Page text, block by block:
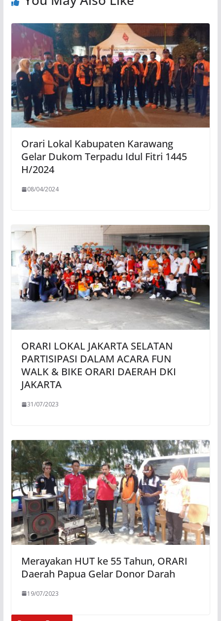
Orari Lokal Kabupaten Karawang
Gelar Dukom Terpadu Idul Fitri 1445
H/2024
08/04/2024
ORARI LOKAL JAKARTA SELATAN
PARTISIPASI DALAM ACARA FUN
WALK & BIKE ORARI DAERAH DKI
JAKARTA
31/07/2023
Merayakan HUT ke 55 Tahun, ORARI
Daerah Papua Gelar Donor Darah
19/07/2023